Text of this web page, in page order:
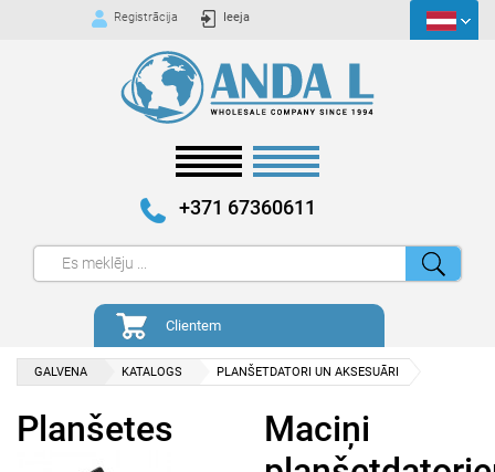
Registrācija Ieeja
+371 67360611
Clientem
GALVENA KATALOGS PLANŠETDATORI UN AKSESUĀRI
Planšetes
Maciņi